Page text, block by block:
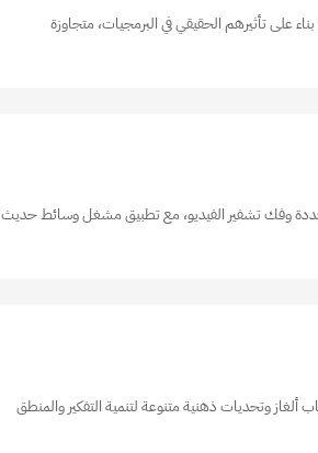
تأثيرهم الحقيقي في البرمجيات، متجاوزة
وفك تشفير الفيديو، مع تطبيق مشغل وسائط حديث
وتحديات ذهنية متنوعة لتنمية التفكير والمنطق